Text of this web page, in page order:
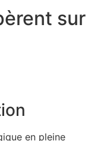
sur
en pleine